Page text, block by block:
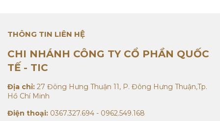
THÔNG TIN LIÊN HỆ
CHI NHÁNH CÔNG TY CỔ PHẦN QUỐC
TẾ - TIC
Địa chỉ: 27 Đông Hưng Thuận 11, P. Đông Hưng Thuận,Tp.
Hồ Chí Minh
Điện thoại: 0367.327.694 - 0962.549.168